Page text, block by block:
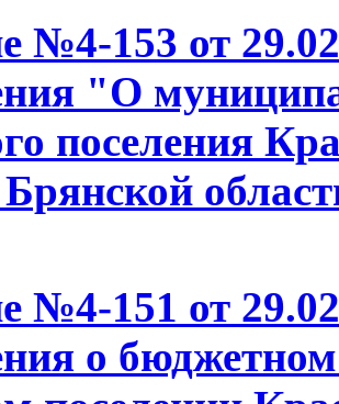
№4-153 от
"О
поселения
№4-151 от
о бюджетном